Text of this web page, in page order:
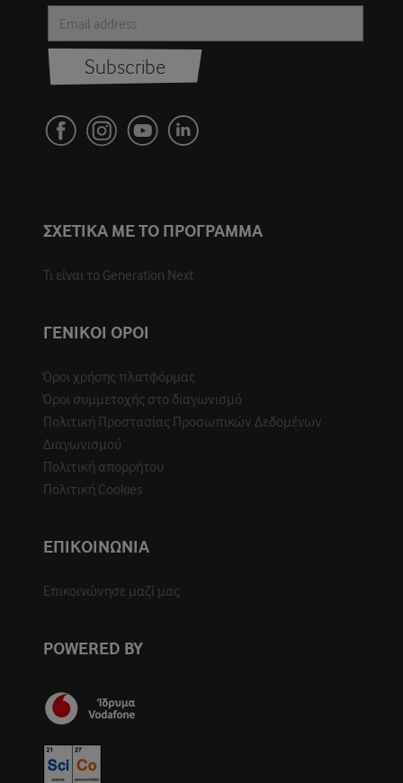
ΣΧΕΤΙΚΑ ΜΕ ΤΟ ΠΡΟΓΡΑΜΜΑ
Τι είναι το Generation Next
ΓΕΝΙΚΟΙ ΟΡΟΙ
Όροι χρήσης πλατφόρμας
Όροι συμμετοχής στο διαγωνισμό
Πολιτική Προστασίας Προσωπικών Δεδομένων
Διαγωνισμού
Πολιτική απορρήτου
Πολιτική Cookies
ΕΠΙΚΟΙΝΩΝΙΑ
Επικοινώνησε μαζί μας
POWERED BY